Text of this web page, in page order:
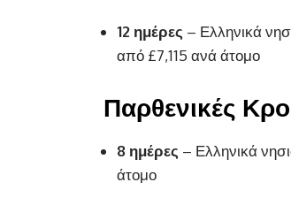
12 ημέρες – Ελληνικά
από £7,115 ανά άτομο
Παρθενικές
8 ημέρες – Ελληνικά
άτομο